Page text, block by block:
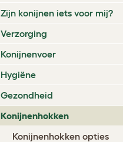
Zijn konijnen iets voor mij?
Verzorging
Konijnenvoer
Hygiëne
Gezondheid
Konijnenhokken
Konijnenhokken opties